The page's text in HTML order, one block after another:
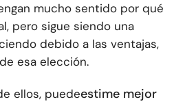
mucho sentido por qué
pero sigue siendo una
debido a las ventajas,
esa elección.
ellos, puedeestime mejor